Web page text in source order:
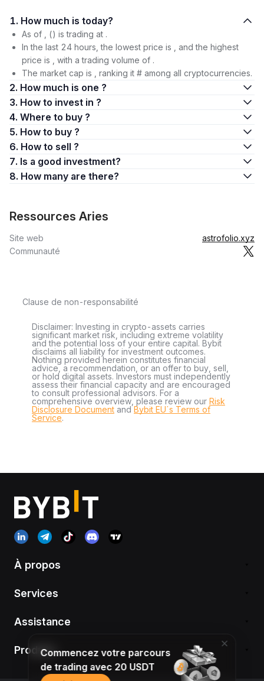
1. How much is today?
As of , () is trading at .
In the last 24 hours, the lowest price is , and the highest
price is , with a trading volume of .
The market cap is , ranking it # among all cryptocurrencies.
2. How much is one ?
3. How to invest in ?
4. Where to buy ?
5. How to buy ?
6. How to sell ?
7. Is a good investment?
8. How many are there?
Ressources Aries
Site web
astrofolio.xyz
Communauté
Clause de non-responsabilité
Disclaimer: Investing in crypto-assets carries
significant market risk, including extreme volatility
and the potential loss of your entire capital. Bybit
disclaims all liability for investment outcomes.
Nothing provided herein constitutes financial
advice, a recommendation, or an offer to buy, sell,
or hold digital assets. Investors must independently
assess their financial capacity and are encouraged
to consult professional advisors. For a
comprehensive overview, please review our Risk
Disclosure Document andBybit EU´s Terms of
Service.
À propos
Services
Assistance
ProduitsCommencez votre parcours
de trading avec 20 USDT